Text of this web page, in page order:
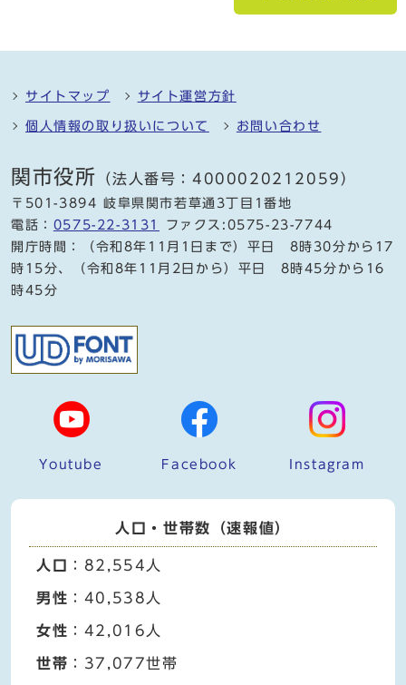
サイトマップ サイト運営方針
個人情報の取り扱いについて お問い合わせ
関市役所 （法人番号：4000020212059）
〒501-3894 岐阜県関市若草通3丁目1番地
電話： 0575-22-3131
ファクス:0575-23-7744
開庁時間：（令和8年11月1日まで）平日 8時30分から17
時15分、（令和8年11月2日から）平日 8時45分から16
時45分
Youtube Facebook Instagram
人口・世帯数（速報値）
人口 ：82,554人
男性 ：40,538人
女性 ：42,016人
世帯 ：37,077世帯